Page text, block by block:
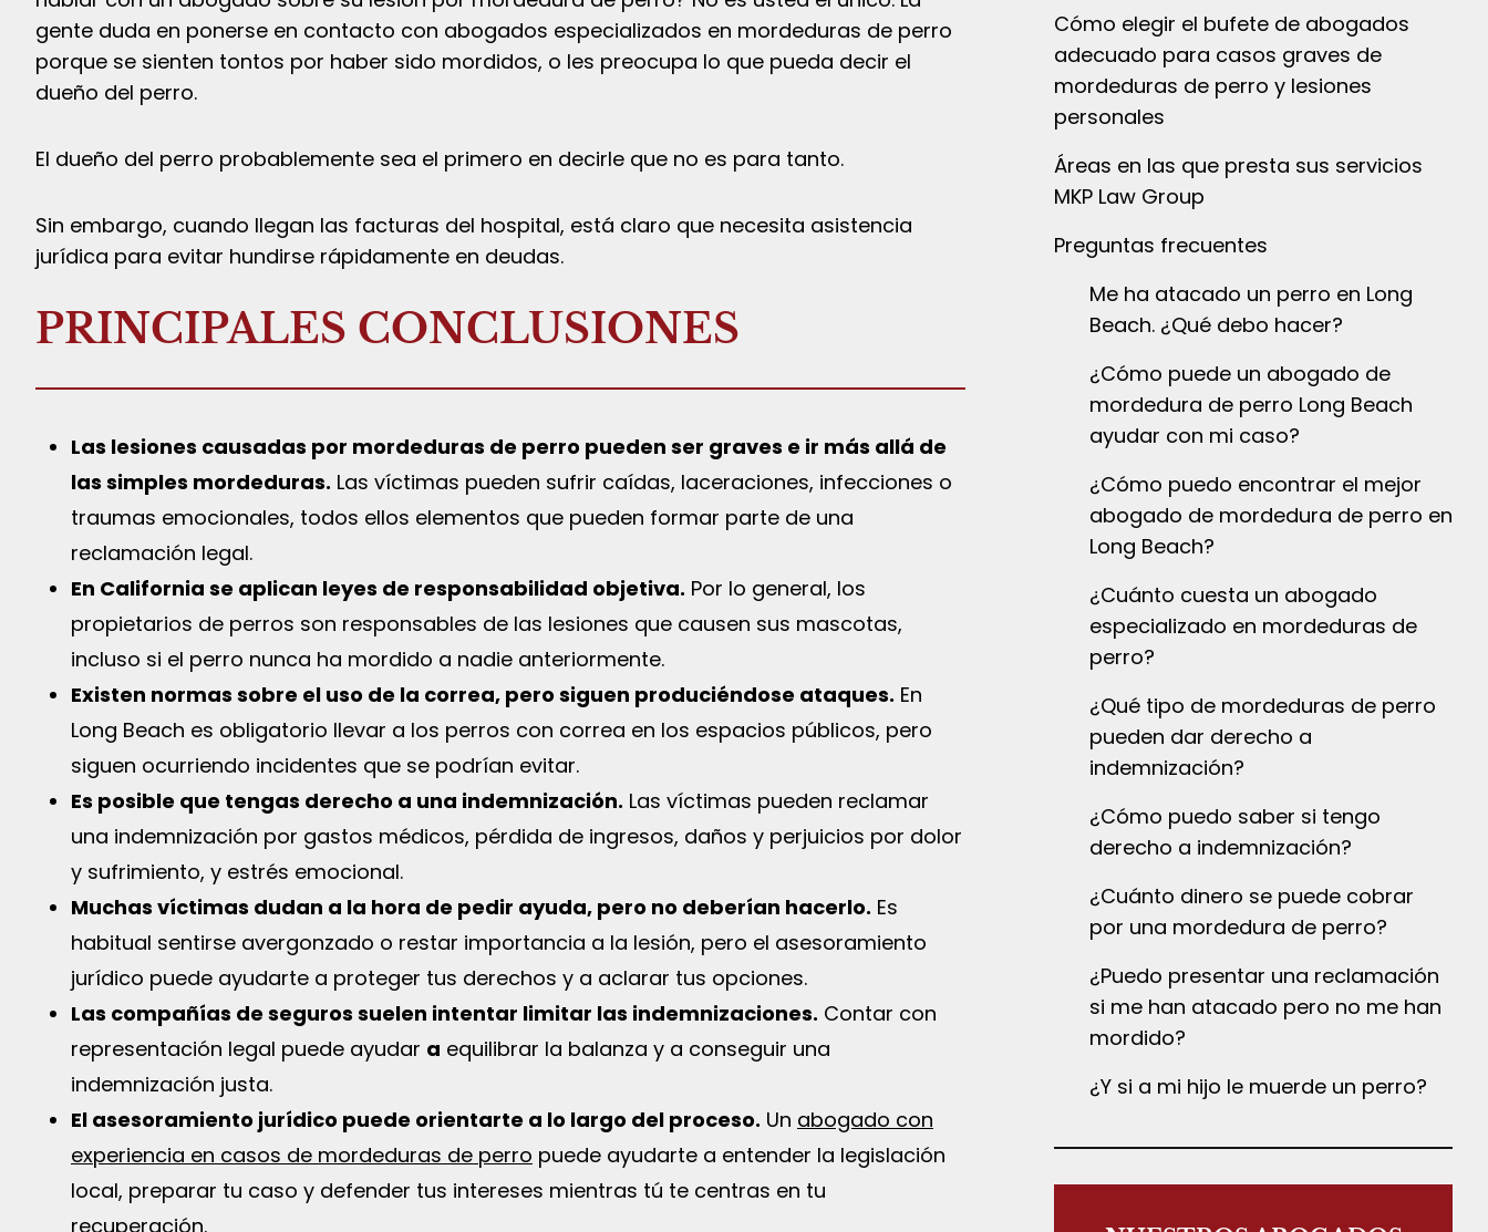
gente duda en ponerse en contacto con abogados especializados en mordeduras de perro
porque se sienten tontos por haber sido mordidos, o les preocupa lo que pueda decir el
dueño del perro.
El dueño del perro probablemente sea el primero en decirle que no es para tanto.
Sin embargo, cuando llegan las facturas del hospital, está claro que necesita asistencia
jurídica para evitar hundirse rápidamente en deudas.
PRINCIPALES CONCLUSIONES
Las lesiones causadas por mordeduras de perro pueden ser graves e ir más allá de
las simples mordeduras. Las víctimas pueden sufrir caídas, laceraciones, infecciones o
traumas emocionales, todos ellos elementos que pueden formar parte de una
reclamación legal.
En California se aplican leyes de responsabilidad objetiva. Por lo general, los
propietarios de perros son responsables de las lesiones que causen sus mascotas,
incluso si el perro nunca ha mordido a nadie anteriormente.
Existen normas sobre el uso de la correa, pero siguen produciéndose ataques. En
Long Beach es obligatorio llevar a los perros con correa en los espacios públicos, pero
siguen ocurriendo incidentes que se podrían evitar.
Es posible que tengas derecho a una indemnización. Las víctimas pueden reclamar
una indemnización por gastos médicos, pérdida de ingresos, daños y perjuicios por dolor
y sufrimiento, y estrés emocional.
Muchas víctimas dudan a la hora de pedir ayuda, pero no deberían hacerlo. Es
habitual sentirse avergonzado o restar importancia a la lesión, pero el asesoramiento
jurídico puede ayudarte a proteger tus derechos y a aclarar tus opciones.
Las compañías de seguros suelen intentar limitar las indemnizaciones. Contar con
representación legal puede ayudar a equilibrar la balanza y a conseguir una
indemnización justa.
El asesoramiento jurídico puede orientarte a lo largo del proceso. Un abogado con
experiencia en casos de mordeduras de perro puede ayudarte a entender la legislación
local, preparar tu caso y defender tus intereses mientras tú te centras en tu
recuperación.
Cómo elegir el bufete de abogados
adecuado para casos graves de
mordeduras de perro y lesiones
personales
Áreas en las que presta sus servicios
MKP Law Group
Preguntas frecuentes
Me ha atacado un perro en Long
Beach. ¿Qué debo hacer?
¿Cómo puede un abogado de
mordedura de perro Long Beach
ayudar con mi caso?
¿Cómo puedo encontrar el mejor
abogado de mordedura de perro en
Long Beach?
¿Cuánto cuesta un abogado
especializado en mordeduras de
perro?
¿Qué tipo de mordeduras de perro
pueden dar derecho a
indemnización?
¿Cómo puedo saber si tengo
derecho a indemnización?
¿Cuánto dinero se puede cobrar
por una mordedura de perro?
¿Puedo presentar una reclamación
si me han atacado pero no me han
mordido?
¿Y si a mi hijo le muerde un perro?